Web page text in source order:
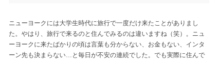
ニューヨークには大学生時代に旅行で一度だけ来たことがありまし
た。やはり、旅行で来るのと住んでみるのは違いますね（笑）。ニュ
ーヨークに来たばかりの頃は言葉も分からない、お金もない、インタ
ーン先も決まらない…と毎日が不安の連続でした。でも実際に住んで